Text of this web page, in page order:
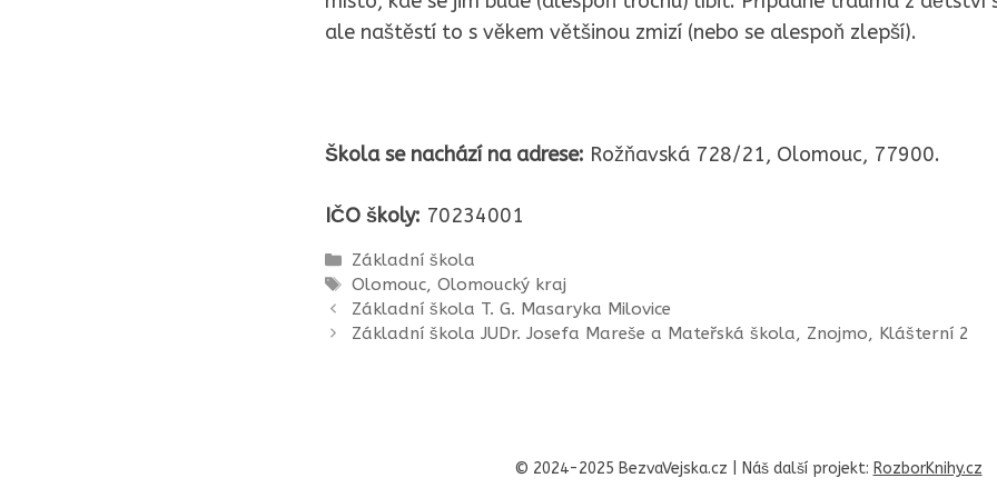
ale naštěstí to s věkem většinou zmizí (nebo se alespoň zlepší).
Škola se nachází na adrese: Rožňavská 728/21, Olomouc, 77900.
IČO školy: 70234001
Rubriky
Základní škola
Štítky
Olomouc,Olomoucký kraj
Základní škola T. G. Masaryka Milovice
Základní škola JUDr. Josefa Mareše a Mateřská škola, Znojmo, Klášterní 2
© 2024-2025 BezvaVejska.cz | Náš další projekt: RozborKnihy.cz